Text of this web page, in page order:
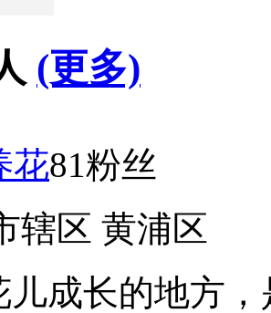
(更多)
花81粉丝
辖区 黄浦区
儿成长的地方